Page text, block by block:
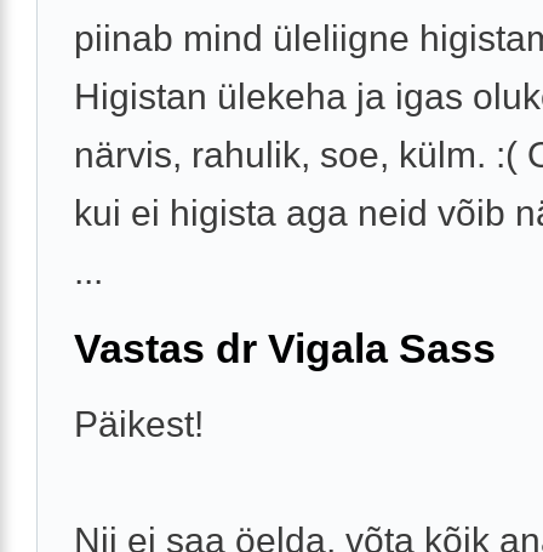
piinab mind üleliigne
Higistan ülekeha ja igas
närvis, rahulik, soe, külm. :(
kui ei higista aga neid võib
...
Vastas dr Vigala Sass
Päikest!
Nii ei saa öelda, võta kõik